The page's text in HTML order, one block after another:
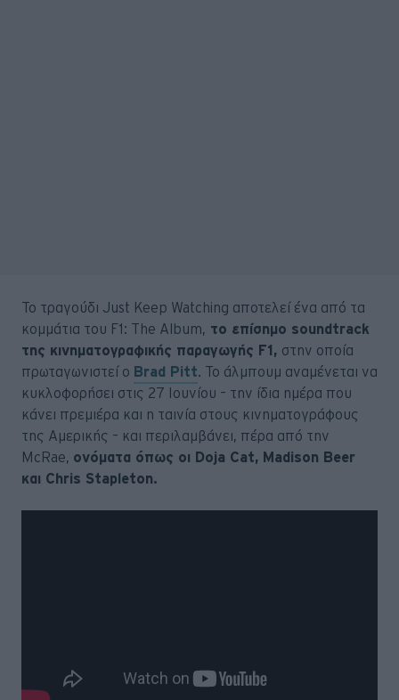
Το τραγούδι Just Keep Watching αποτελεί ένα από τα
κομμάτια του F1: The Album,
το επίσημο soundtrack
της κινηματογραφικής παραγωγής F1, στην οποία
πρωταγωνιστεί ο Brad Pitt . Το άλμπουμ αναμένεται να
κυκλοφορήσει στις 27 Ιουνίου – την ίδια ημέρα που
κάνει πρεμιέρα και η ταινία στους κινηματογράφους
της Αμερικής – και περιλαμβάνει, πέρα από την
McRae, ονόματα όπως οι Doja Cat, Madison Beer
και Chris Stapleton.